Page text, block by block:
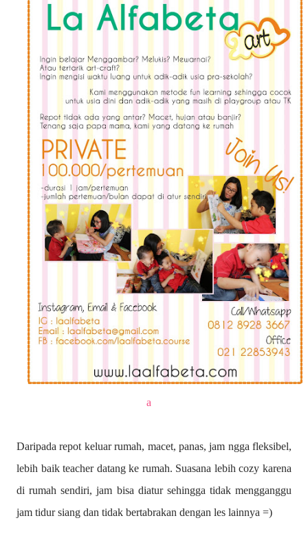
a
Daripada repot keluar rumah, macet, panas, jam ngga fleksibel,
lebih baik teacher datang ke rumah. Suasana lebih cozy karena
di rumah sendiri, jam bisa diatur sehingga tidak mengganggu
jam tidur siang dan tidak bertabrakan dengan les lainnya =)